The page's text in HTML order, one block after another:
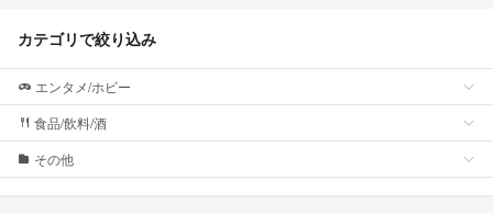
カテゴリで絞り込み
エンタメ/ホビー
食品/飲料/酒
その他